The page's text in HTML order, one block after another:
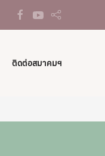
ติดต่อสมาคมฯ